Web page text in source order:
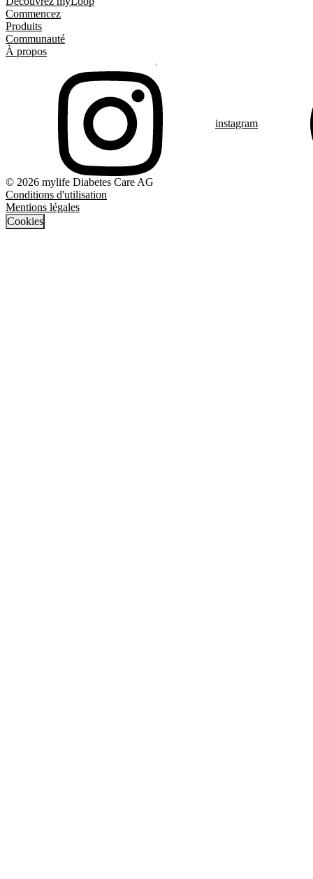
Commencez
Produits
Communauté
À propos
instagram
© 2026 mylife Diabetes Care AG
Conditions d'utilisation
Mentions légales
Cookies